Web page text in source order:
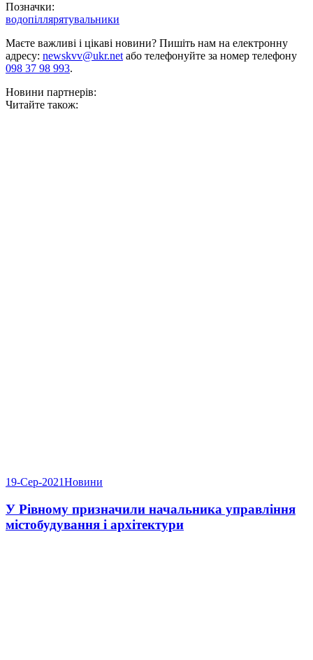
Позначки:
водопіллярятувальники
Маєте важливі і цікаві новини? Пишіть нам на електронну
адресу: newskvv@ukr.netабо телефонуйте за номер телефону
098 37 98 993.
Новини партнерів:
Читайте також:
19-Сер-2021Новини
У Рівному призначили начальника управління
містобудування і архітектури